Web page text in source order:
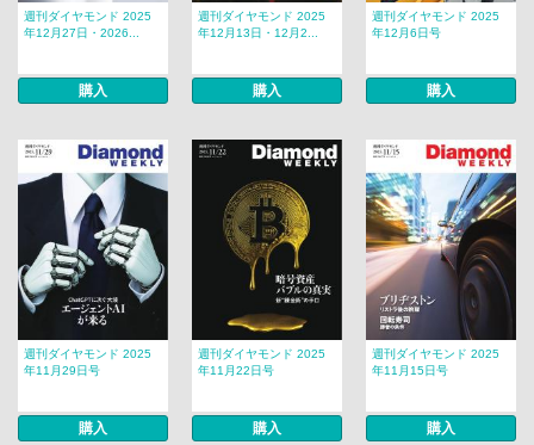
週刊ダイヤモンド 2025
年12月27日・2026...
購入
週刊ダイヤモンド 2025
年12月13日・12月2...
購入
週刊ダイヤモンド 2025
年12月6日号
購入
週刊ダイヤモンド 2025
年11月29日号
購入
週刊ダイヤモンド 2025
年11月22日号
購入
週刊ダイヤモンド 2025
年11月15日号
購入